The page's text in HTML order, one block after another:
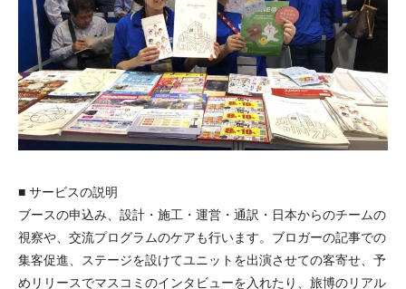
■ サービスの説明
ブースの申込み、設計・施工・運営・通訳・日本からのチームの
視察や、交流プログラムのケアも行います。ブロガーの記事での
集客促進、ステージを設けてユニットを出演させての客寄せ、予
めリリースでマスコミのインタビューを入れたり、旅博のリアル